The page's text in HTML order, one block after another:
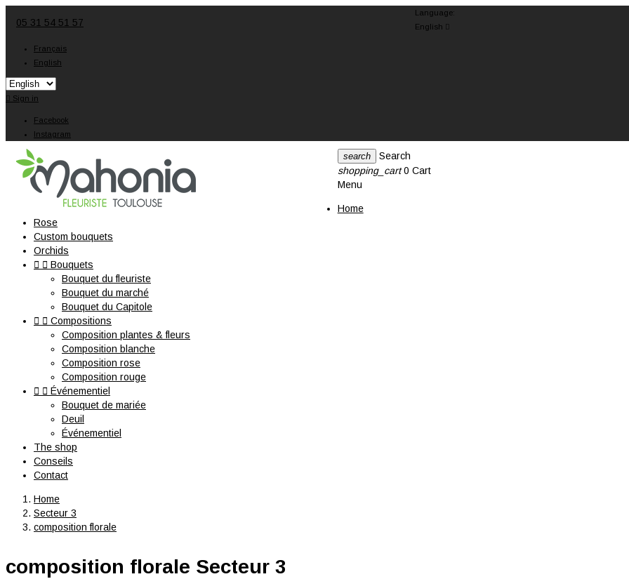
05 31 54 51 57
Language:
English 
Français
English
 Sign in
Facebook
Instagram
search
Search
shopping_cart 0 Cart
Menu
Home
Rose
Custom bouquets
Orchids
  Bouquets
Bouquet du fleuriste
Bouquet du marché
Bouquet du Capitole
  Compositions
Composition plantes & fleurs
Composition blanche
Composition rose
Composition rouge
  Événementiel
Bouquet de mariée
Deuil
Événementiel
The shop
Conseils
Contact
Home
Secteur 3
composition florale
composition florale Secteur 3